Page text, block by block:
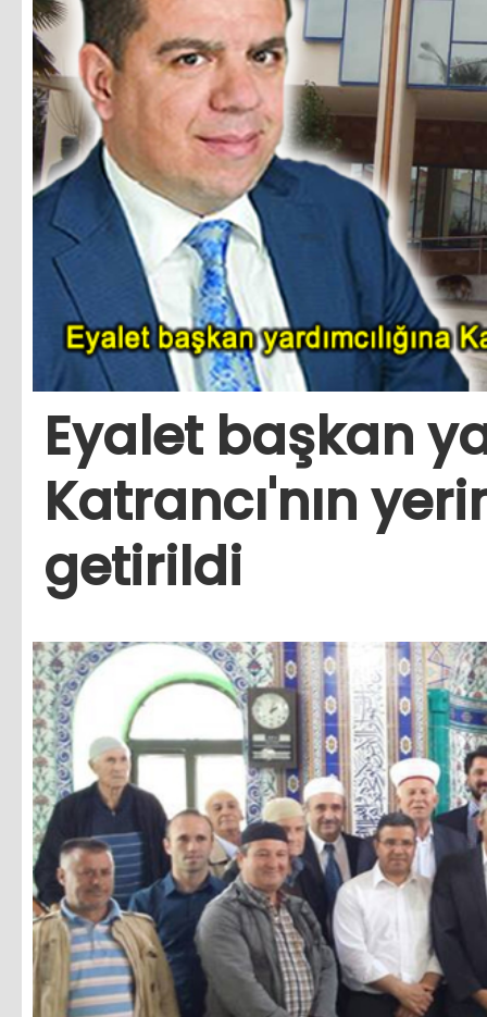
Eyalet başkan
Katrancı'nın
getirildi